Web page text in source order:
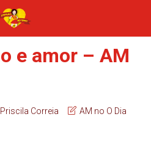
e amor – AM
Priscila Correia
AM no O Dia